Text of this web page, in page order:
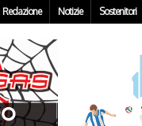
Redazione Notizie Sostenitori